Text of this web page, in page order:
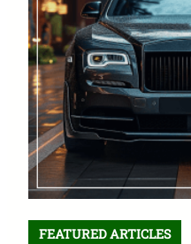
FEATURED ARTICLES